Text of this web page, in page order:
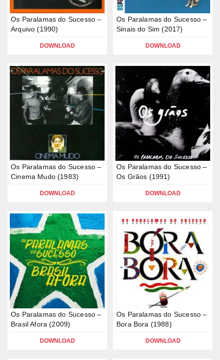
Os Paralamas do Sucesso –
Arquivo (1990)
DOWNLOAD
Os Paralamas do Sucesso –
Sinais do Sim (2017)
DOWNLOAD
Os Paralamas do Sucesso –
Cinema Mudo (1983)
DOWNLOAD
Os Paralamas do Sucesso –
Os Grãos (1991)
DOWNLOAD
Os Paralamas do Sucesso –
Brasil Afora (2009)
DOWNLOAD
Os Paralamas do Sucesso –
Bora Bora (1988)
DOWNLOAD